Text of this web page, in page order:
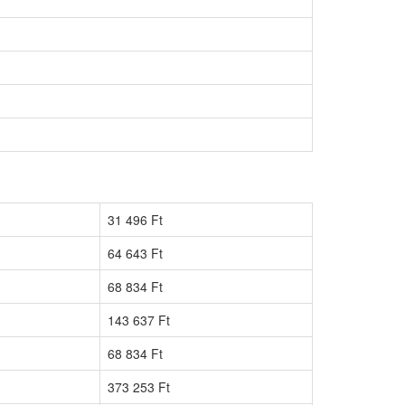
31 496 Ft
64 643 Ft
68 834 Ft
143 637 Ft
68 834 Ft
373 253 Ft